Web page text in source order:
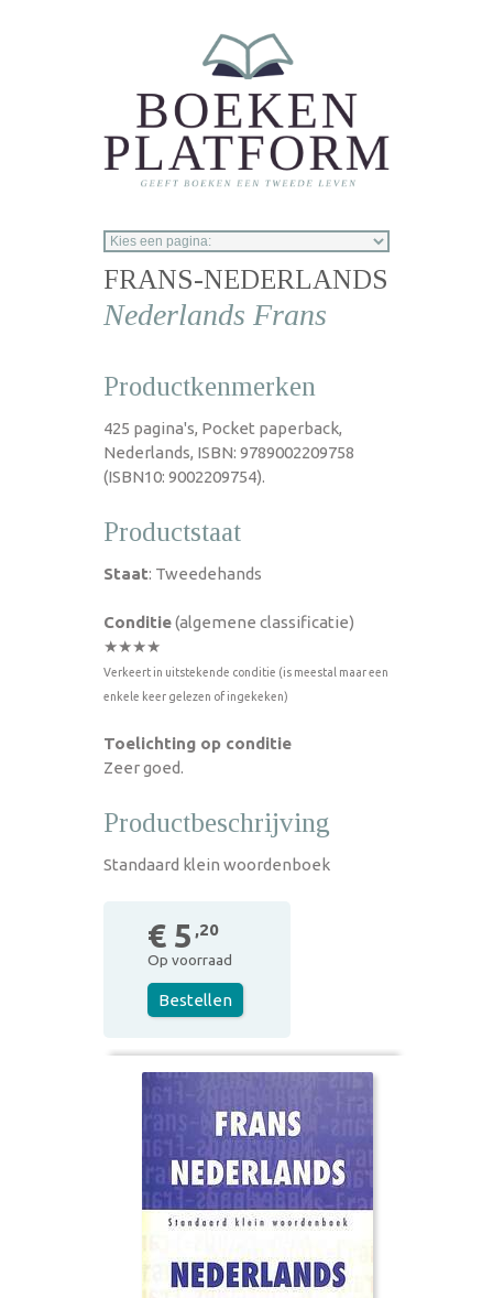
FRANS-NEDERLANDS
Nederlands Frans
Productkenmerken
425 pagina's, Pocket paperback,
Nederlands, ISBN: 9789002209758
(ISBN10: 9002209754).
Productstaat
Staat: Tweedehands
Conditie(algemene classificatie)
★★★★
Verkeert in uitstekende conditie (is meestal maar een
enkele keer gelezen of ingekeken)
Toelichting op conditie
Zeer goed.
Productbeschrijving
Standaard klein woordenboek
€ 5 ,20
Op voorraad
Bestellen